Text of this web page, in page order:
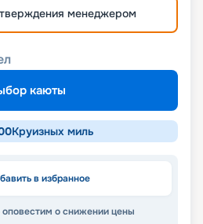
менеджером
каюты
Круизных миль
в избранное
о снижении цены